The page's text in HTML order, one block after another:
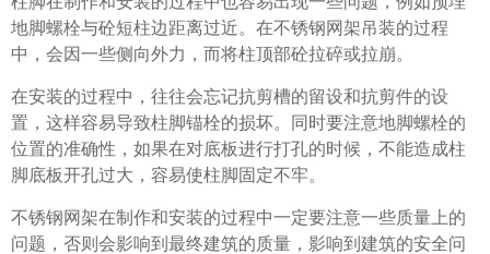
地脚螺栓与砼短柱边距离过近。在不锈钢网架吊装的过程
中，会因一些侧向外力，而将柱顶部砼拉碎或拉崩。
在安装的过程中，往往会忘记抗剪槽的留设和抗剪件的设
置，这样容易导致柱脚锚栓的损坏。同时要注意地脚螺栓的
位置的准确性，如果在对底板进行打孔的时候，不能造成柱
脚底板开孔过大，容易使柱脚固定不牢。
不锈钢网架在制作和安装的过程中一定要注意一些质量上的
问题，否则会影响到最终建筑的质量，影响到建筑的安全问